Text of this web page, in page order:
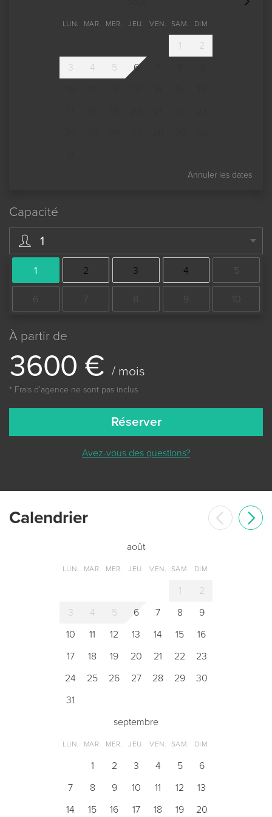
LUN. MAR. MER. JEU. VEN. SAM. DIM.
1
2
3
4 5 6
Annuler les dates
Capacité
1
1 2 3 4 5
6 7 8 9 10
À partir de
3600 € / mois
* Frais dʼagence ne sont pas inclus
Réserver
Avez-vous des questions?
Сalendrier
août
LUN. MAR. MER. JEU. VEN. SAM. DIM.
1
2
3
4 5 6 7 8
9
10
11 12 13 14 15
16
17
18 19 20 21 22
23
24
25 26 27 28 29
30
31
septembre
LUN. MAR. MER. JEU. VEN. SAM. DIM.
1 2 3 4 5
6
7
8 9 10 11 12
13
14
15 16 17 18 19 20